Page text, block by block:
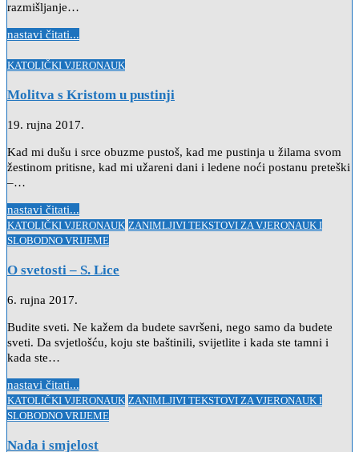
razmišljanje…
nastavi čitati...
Posted
KATOLIČKI VJERONAUK
Molitva s Kristom u pustinji
19. rujna 2017.
Kad mi dušu i srce obuzme pustoš, kad me pustinja u žilama svom
žestinom pritisne, kad mi užareni dani i ledene noći postanu preteški
–…
nastavi čitati...
Posted
in
KATOLIČKI VJERONAUK ZANIMLJIVI TEKSTOVI ZA VJERONAUK I
SLOBODNO VRIJEME
O svetosti – S. Lice
6. rujna 2017.
Budite sveti. Ne kažem da budete savršeni, nego samo da budete
sveti. Da svjetlošću, koju ste baštinili, svijetlite i kada ste tamni i
kada ste…
nastavi čitati...
Posted
in
KATOLIČKI VJERONAUK ZANIMLJIVI TEKSTOVI ZA VJERONAUK I
SLOBODNO VRIJEME
Nada i smjelost